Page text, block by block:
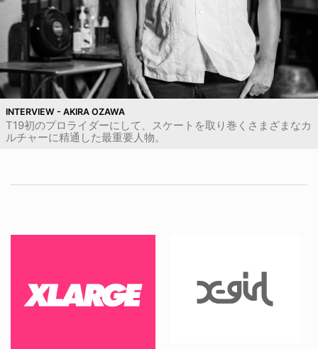
INTERVIEW - AKIRA OZAWA
T19初のプロライダーにして、スケートを取り巻くさまざまなカ
ルチャーに精通した最重要人物。